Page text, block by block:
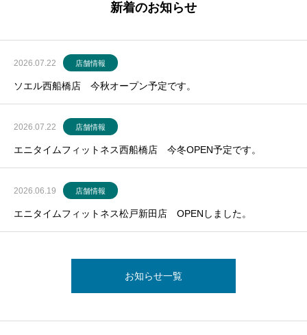
新着のお知らせ
2026.07.22 店舗情報
ソエル西船橋店 今秋オープン予定です。
2026.07.22 店舗情報
エニタイムフィットネス西船橋店 今冬OPEN予定です。
2026.06.19 店舗情報
エニタイムフィットネス松戸新田店 OPENしました。
お知らせ一覧